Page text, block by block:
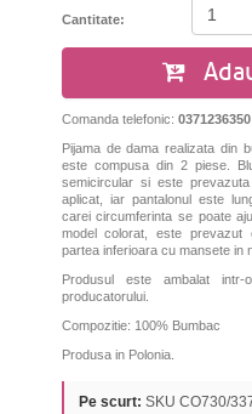
Cantitate:
Comanda telefonic: 0371236350
Pijama de dama realizata din
este compusa din 2 piese.
semicircular si este
aplicat, iar pantalonul este
carei circumferinta se poate
model colorat, este
partea inferioara cu mansete in
Produsul este ambalat
producatorului.
Compozitie: 100% Bumbac
Produsa in Polonia.
Pe scurt: SKU CO730/